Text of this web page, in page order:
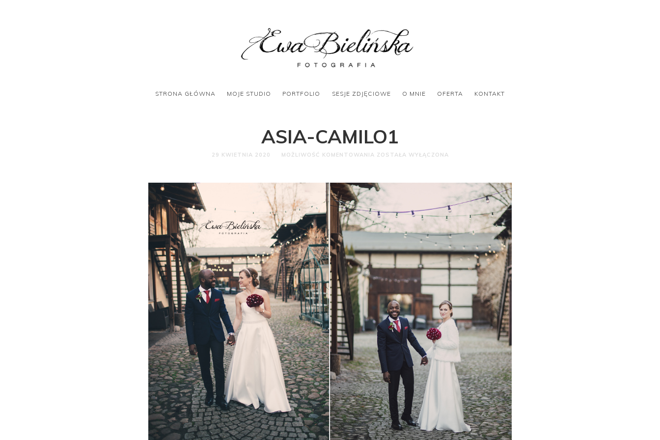
STRONA GŁÓWNA MOJE STUDIO PORTFOLIO SESJE ZDJĘCIOWE O MNIE OFERTA KONTAKT
ASIA-CAMILO1
29 KWIETNIA 2020 MOŻLIWOŚĆ KOMENTOWANIA ZOSTAŁA WYŁĄCZONA